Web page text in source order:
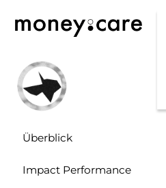
Überblick
Impact Performance